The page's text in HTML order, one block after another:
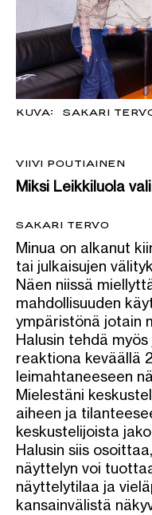
KUVA: SAKARI
VIIVI POUTIAINEN
Miksi Leikkiluola
SAKARI TERVO
Minua on alkanut
tai julkaisujen
Näen niissä
mahdollisuuden
ympäristönä jotain
Halusin tehdä
reaktiona keväällä
leimahtaneeseen
Mielestäni
aiheen ja
keskustelijoista
Halusin siis
näyttelyn voi
näyttelytilaa ja
kansainvälistä